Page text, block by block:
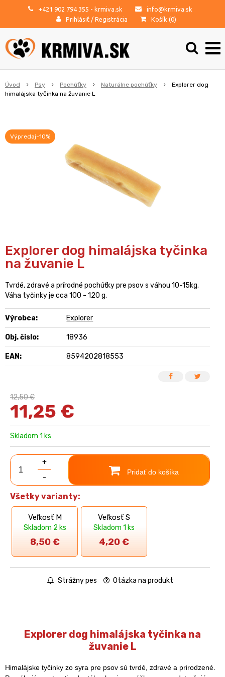
+421 902 794 355 - krmiva.sk
info@krmiva.sk
Prihlásiť / Registrácia Košík (0)
Úvod Psy Pochúťky Naturálne pochúťky
Explorer dog
himalájska tyčinka na žuvanie L
Výpredaj-10%
Explorer dog himalájska tyčinka
na žuvanie L
Tvrdé, zdravé a prírodné pochúťky pre psov s váhou 10-15kg.
Váha tyčinky je cca 100 - 120 g.
Výrobca: Explorer
Obj. čislo: 18936
EAN: 8594202818553
12,50 €
11,25 €
Skladom 1 ks
+
-
Pridať do košíka
Všetky varianty:
Veľkosť M
Skladom 2 ks
8,50 €
Veľkosť S
Skladom 1 ks
4,20€
Strážny pes Otázka na produkt
Explorer dog himalájska tyčinka na
žuvanie L
Himalájske tyčinky zo syra pre psov sú tvrdé, zdravé a prirodzené.